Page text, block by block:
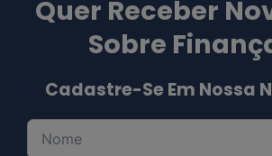
Quer Receber
Sobre
Cadastre-Se Em Nossa